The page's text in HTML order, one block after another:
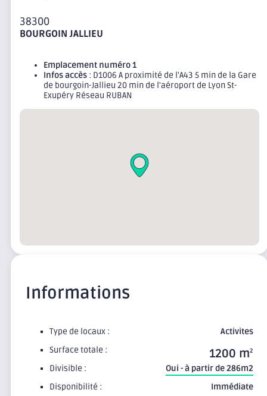
38300
BOURGOIN JALLIEU
Emplacement numéro 1
Infos accès : D1006 A proximité de l'A43 5 min de la Gare
de bourgoin-Jallieu 20 min de l'aéroport de Lyon St-
Exupéry Réseau RUBAN
Informations
Type de locaux :
Activites
Surface totale :
1200 m2
Divisible :
Oui - à partir de 286m2
Disponibilité :
Immédiate